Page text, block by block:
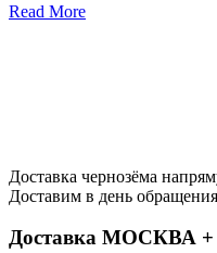
Read More
Доставка чернозёма
Доставим в день
Доставка МОСКВА +